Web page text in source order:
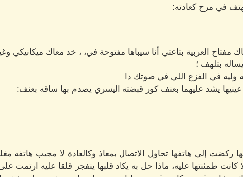
في مرح كعادته:
العربية بتاعتي أنا سيباها مفتوحة في، ، خد معاك ميكانيكي
بتلهف ؛
وليه في الفزع اللي في صوتك دا
يشد عليهما بعنف كور قبضته اليسري يصدم بها ساقه بعنف:
ركضت إلى هاتفها تحاول الاتصال بمعاذ وكالعادة لا مجيب هاتفه
كانت طمئنتها عليه، ماذا حل به يكاد قلبها ينفجر قلقا عليه